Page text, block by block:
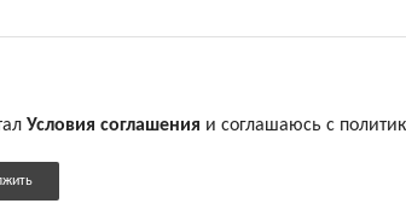
Условия соглашения и соглашаюсь с